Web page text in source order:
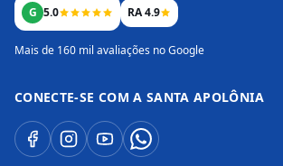
G 5.0 RA 4.9
Mais de 160 mil avaliações no Google
CONECTE-SE COM A SANTA APOLÔNIA